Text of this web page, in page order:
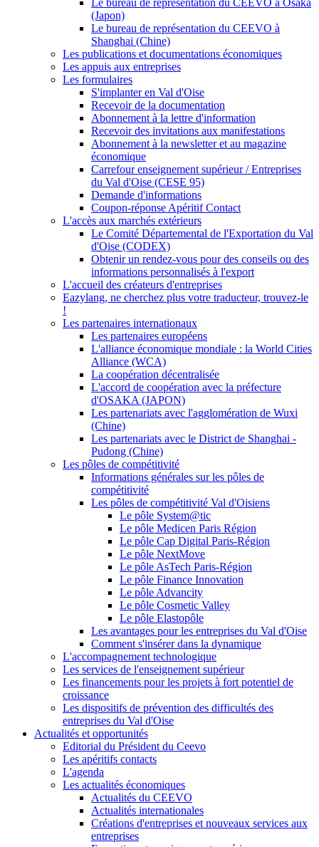
Le bureau de représentation du CEEVO à Osaka
(Japon)
Le bureau de représentation du CEEVO à
Shanghai (Chine)
Les publications et documentations économiques
Les appuis aux entreprises
Les formulaires
S'implanter en Val d'Oise
Recevoir de la documentation
Abonnement à la lettre d'information
Recevoir des invitations aux manifestations
Abonnement à la newsletter et au magazine
économique
Carrefour enseignement supérieur / Entreprises
du Val d'Oise (CESE 95)
Demande d'informations
Coupon-réponse Apéritif Contact
L'accès aux marchés extérieurs
Le Comité Départemental de l'Exportation du Val
d'Oise (CODEX)
Obtenir un rendez-vous pour des conseils ou des
informations personnalisés à l'export
L'accueil des créateurs d'entreprises
Eazylang, ne cherchez plus votre traducteur, trouvez-le
!
Les partenaires internationaux
Les partenaires européens
L'alliance économique mondiale : la World Cities
Alliance (WCA)
La coopération décentralisée
L'accord de coopération avec la préfecture
d'OSAKA (JAPON)
Les partenariats avec l'agglomération de Wuxi
(Chine)
Les partenariats avec le District de Shanghai -
Pudong (Chine)
Les pôles de compétitivité
Informations générales sur les pôles de
compétitivité
Les pôles de compétitivité Val d'Oisiens
Le pôle System@tic
Le pôle Medicen Paris Région
Le pôle Cap Digital Paris-Région
Le pôle NextMove
Le pôle AsTech Paris-Région
Le pôle Finance Innovation
Le pôle Advancity
Le pôle Cosmetic Valley
Le pôle Elastopôle
Les avantages pour les entreprises du Val d'Oise
Comment s'insérer dans la dynamique
L'accompagnement technologique
Les services de l'enseignement supérieur
Les financements pour les projets à fort potentiel de
croissance
Les dispositifs de prévention des difficultés des
entreprises du Val d'Oise
Actualités et opportunités
Editorial du Président du Ceevo
Les apéritifs contacts
L'agenda
Les actualités économiques
Actualités du CEEVO
Actualités internationales
Créations d'entreprises et nouveaux services aux
entreprises